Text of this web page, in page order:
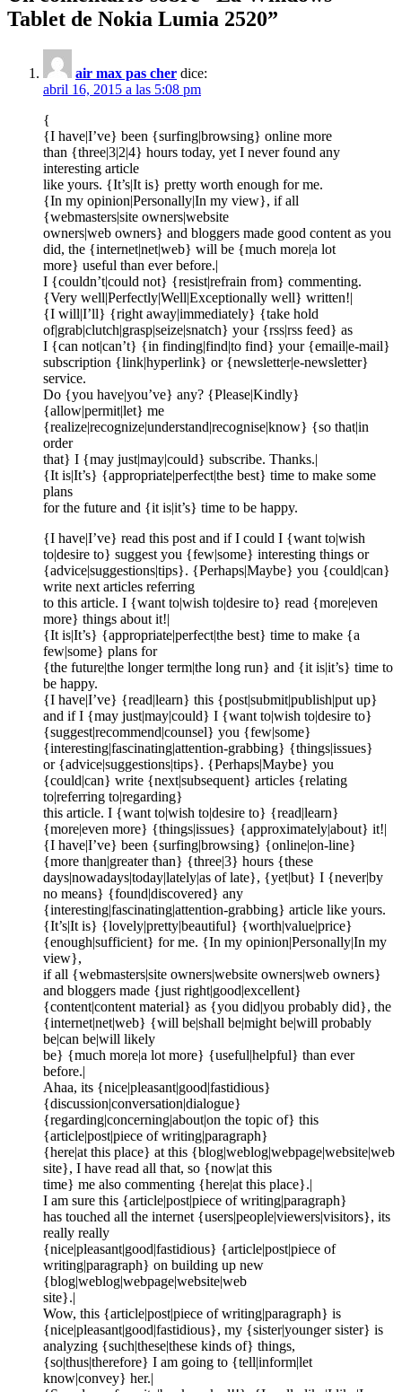
Tablet de Nokia Lumia 2520”
air max pas cher dice:
abril 16, 2015 a las 5:08 pm
{
{I have|I’ve} been {surfing|browsing} online more
than {three|3|2|4} hours today, yet I never found any
interesting article
like yours. {It’s|It is} pretty worth enough for me.
{In my opinion|Personally|In my view}, if all
{webmasters|site owners|website
owners|web owners} and bloggers made good content as you
did, the {internet|net|web} will be {much more|a lot
more} useful than ever before.|
I {couldn’t|could not} {resist|refrain from} commenting.
{Very well|Perfectly|Well|Exceptionally well} written!|
{I will|I’ll} {right away|immediately} {take hold
of|grab|clutch|grasp|seize|snatch} your {rss|rss feed} as
I {can not|can’t} {in finding|find|to find} your {email|e-mail}
subscription {link|hyperlink} or {newsletter|e-newsletter}
service.
Do {you have|you’ve} any? {Please|Kindly}
{allow|permit|let} me
{realize|recognize|understand|recognise|know} {so that|in
order
that} I {may just|may|could} subscribe. Thanks.|
{It is|It’s} {appropriate|perfect|the best} time to make some
plans
for the future and {it is|it’s} time to be happy.
{I have|I’ve} read this post and if I could I {want to|wish
to|desire to} suggest you {few|some} interesting things or
{advice|suggestions|tips}. {Perhaps|Maybe} you {could|can}
write next articles referring
to this article. I {want to|wish to|desire to} read {more|even
more} things about it!|
{It is|It’s} {appropriate|perfect|the best} time to make {a
few|some} plans for
{the future|the longer term|the long run} and {it is|it’s} time to
be happy.
{I have|I’ve} {read|learn} this {post|submit|publish|put up}
and if I {may just|may|could} I {want to|wish to|desire to}
{suggest|recommend|counsel} you {few|some}
{interesting|fascinating|attention-grabbing} {things|issues}
or {advice|suggestions|tips}. {Perhaps|Maybe} you
{could|can} write {next|subsequent} articles {relating
to|referring to|regarding}
this article. I {want to|wish to|desire to} {read|learn}
{more|even more} {things|issues} {approximately|about} it!|
{I have|I’ve} been {surfing|browsing} {online|on-line}
{more than|greater than} {three|3} hours {these
days|nowadays|today|lately|as of late}, {yet|but} I {never|by
no means} {found|discovered} any
{interesting|fascinating|attention-grabbing} article like yours.
{It’s|It is} {lovely|pretty|beautiful} {worth|value|price}
{enough|sufficient} for me. {In my opinion|Personally|In my
view},
if all {webmasters|site owners|website owners|web owners}
and bloggers made {just right|good|excellent}
{content|content material} as {you did|you probably did}, the
{internet|net|web} {will be|shall be|might be|will probably
be|can be|will likely
be} {much more|a lot more} {useful|helpful} than ever
before.|
Ahaa, its {nice|pleasant|good|fastidious}
{discussion|conversation|dialogue}
{regarding|concerning|about|on the topic of} this
{article|post|piece of writing|paragraph}
{here|at this place} at this {blog|weblog|webpage|website|web
site}, I have read all that, so {now|at this
time} me also commenting {here|at this place}.|
I am sure this {article|post|piece of writing|paragraph}
has touched all the internet {users|people|viewers|visitors}, its
really really
{nice|pleasant|good|fastidious} {article|post|piece of
writing|paragraph} on building up new
{blog|weblog|webpage|website|web
site}.|
Wow, this {article|post|piece of writing|paragraph} is
{nice|pleasant|good|fastidious}, my {sister|younger sister} is
analyzing {such|these|these kinds of} things,
{so|thus|therefore} I am going to {tell|inform|let
know|convey} her.|